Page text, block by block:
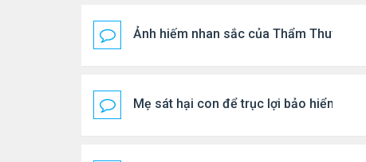
Ảnh hiếm nhan sắc của Thẩm Thuý Hằng
Mẹ sát hại con để trục lợi bảo hiểm